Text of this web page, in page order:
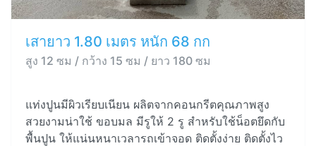
เสายาว 1.80 เมตร หนัก 68 กก
สูง 12 ซม / กว้าง 15 ซม / ยาว 180 ซม
แท่งปูนมีผิวเรียบเนียน ผลิตจากคอนกรีตคุณภาพสูง
สวยงามน่าใช้ ขอบมล มีรูให้ 2 รู สำหรับใช้น็อตยึดกับ
พื้นปูน ให้แน่นหนาเวลารถเข้าจอด ติดตั้งง่าย ติดตั้งไว